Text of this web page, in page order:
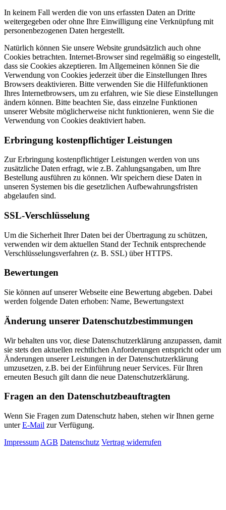
In keinem Fall werden die von uns erfassten Daten an Dritte
weitergegeben oder ohne Ihre Einwilligung eine Verknüpfung mit
personenbezogenen Daten hergestellt.
Natürlich können Sie unsere Website grundsätzlich auch ohne
Cookies betrachten. Internet-Browser sind regelmäßig so eingestellt,
dass sie Cookies akzeptieren. Im Allgemeinen können Sie die
Verwendung von Cookies jederzeit über die Einstellungen Ihres
Browsers deaktivieren. Bitte verwenden Sie die Hilfefunktionen
Ihres Internetbrowsers, um zu erfahren, wie Sie diese Einstellungen
ändern können. Bitte beachten Sie, dass einzelne Funktionen
unserer Website möglicherweise nicht funktionieren, wenn Sie die
Verwendung von Cookies deaktiviert haben.
Erbringung kostenpflichtiger Leistungen
Zur Erbringung kostenpflichtiger Leistungen werden von uns
zusätzliche Daten erfragt, wie z.B. Zahlungsangaben, um Ihre
Bestellung ausführen zu können. Wir speichern diese Daten in
unseren Systemen bis die gesetzlichen Aufbewahrungsfristen
abgelaufen sind.
SSL-Verschlüsselung
Um die Sicherheit Ihrer Daten bei der Übertragung zu schützen,
verwenden wir dem aktuellen Stand der Technik entsprechende
Verschlüsselungsverfahren (z. B. SSL) über HTTPS.
Bewertungen
Sie können auf unserer Webseite eine Bewertung abgeben. Dabei
werden folgende Daten erhoben: Name, Bewertungstext
Änderung unserer Datenschutzbestimmungen
Wir behalten uns vor, diese Datenschutzerklärung anzupassen, damit
sie stets den aktuellen rechtlichen Anforderungen entspricht oder um
Änderungen unserer Leistungen in der Datenschutzerklärung
umzusetzen, z.B. bei der Einführung neuer Services. Für Ihren
erneuten Besuch gilt dann die neue Datenschutzerklärung.
Fragen an den Datenschutzbeauftragten
Wenn Sie Fragen zum Datenschutz haben, stehen wir Ihnen gerne
unterE-Mail zur Verfügung.
Impressum AGB Datenschutz Vertrag widerrufen